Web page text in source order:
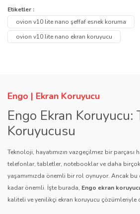
Yorum Yaz
konularda yetersiz gördüğünüz noktaları
tarafımıza iletebilirsiniz.
Görüş ve önerileriniz için teşekkür ederiz.
Bu ürüne benzer farklı alternatifler olmalı.
Gönder
Soru Sor
Etiketler :
ovion v10 lite nano şeffaf esnek koruma
ovion v10 lite nano ekran koruyucu
Engo | Ekran Koruyucu
Engo Ekran Koruyucu:
Koruyucusu
Teknoloji, hayatımızın vazgeçilmez bir parçası
telefonlar, tabletler, notebooklar ve daha
yaşamımızda önemli bir rol oynuyor. Ancak
kadar önemli. İşte burada, Engo ekran
kaliteli ve yenilikçi ekran koruyucu çözümleriyle